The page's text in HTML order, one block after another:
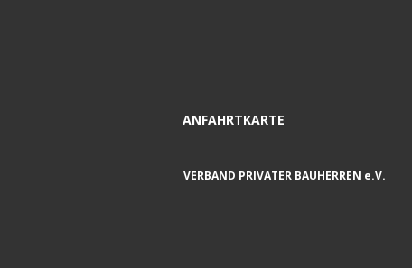
ANFAHRTKARTE
VERBAND PRIVATER BAUHERREN e.V.